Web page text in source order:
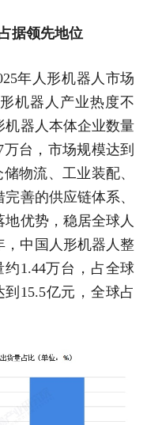
据领先地位
年人形机器人市场
机器人产业热度不
机器人本体企业数量
台，市场规模达到
物流、工业装配、
善的供应链体系、
优势，稳居全球人
，中国人形机器人整
1.44万台，占全球
15.5亿元，全球占